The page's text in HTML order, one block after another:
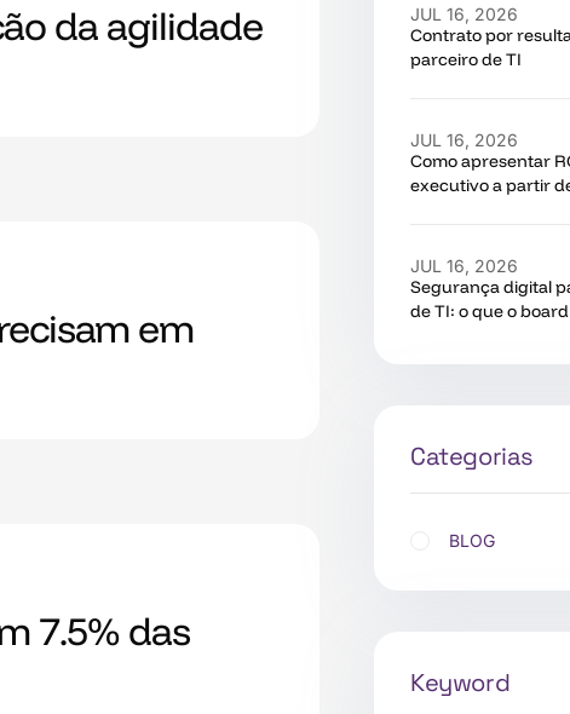
da agilidade
em
7.5% das
Contrato por
parceiro de TI
JUL 16, 2026
Como apresentar
executivo a partir
JUL 16, 2026
Segurança digital
de TI: o que o
JUL 16, 2026
Categorias
BLOG
Keyword